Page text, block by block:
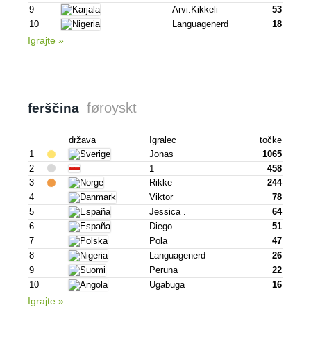
9
Arvi.kikkeli
53
10
Languagenerd 18
Igrajte »
ferščina føroyskt
država Igralec
točke
1
Jonas
1065
2
1
458
3
Rikke
244
4
Viktor
78
5
Jessica .
64
6
Diego
51
7
Pola
47
8
Languagenerd
26
9
Peruna
22
10
Ugabuga 16
Igrajte »